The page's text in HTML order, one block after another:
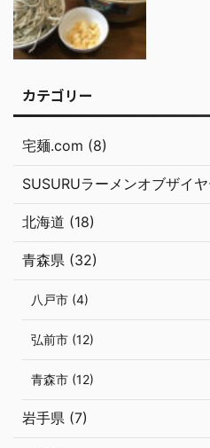
カテゴリー
宅麺.com (8)
SUSURUラーメンオブザイ
北海道 (18)
青森県 (32)
八戸市 (4)
弘前市 (12)
青森市 (12)
岩手県 (7)